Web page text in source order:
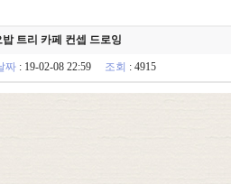
트리 카페 컨셉 드로잉
짜 : 19-02-08 22:59 조회 : 4915